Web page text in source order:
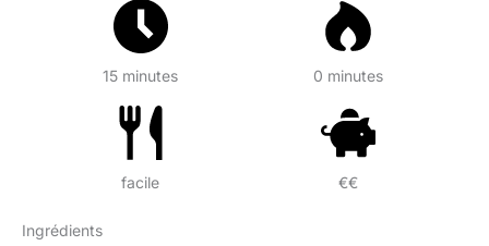
15 minutes 0 minutes
facile €€
Ingrédients